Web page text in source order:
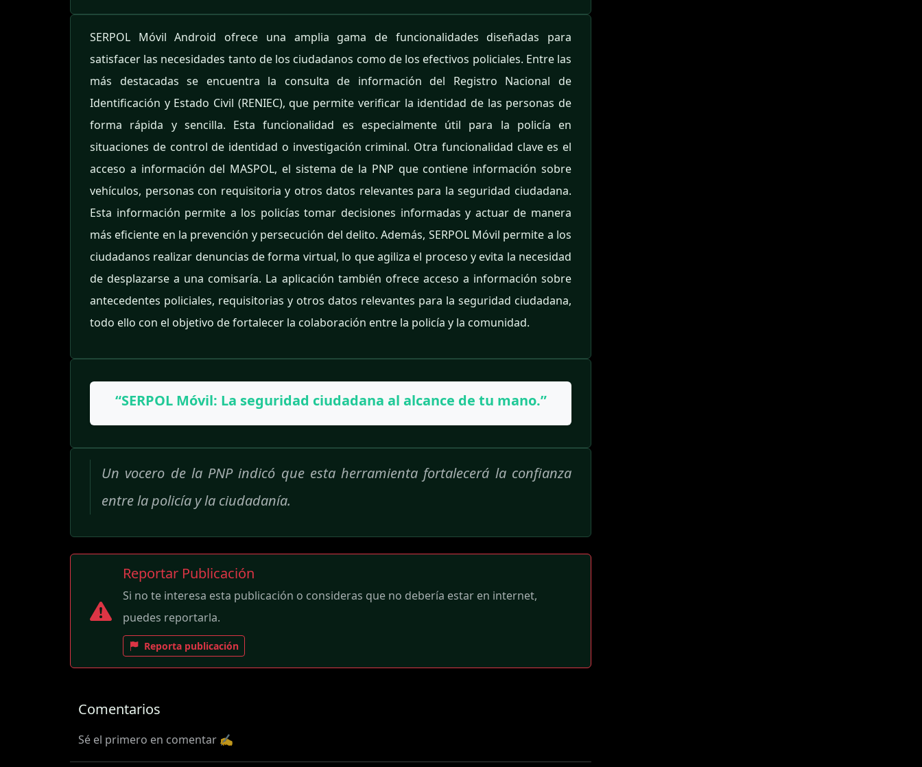
SERPOL Móvil Android ofrece una amplia gama de funcionalidades diseñadas para
satisfacer las necesidades tanto de los ciudadanos como de los efectivos policiales. Entre las
más destacadas se encuentra la consulta de información del Registro Nacional de
Identificación y Estado Civil (RENIEC), que permite verificar la identidad de las personas de
forma rápida y sencilla. Esta funcionalidad es especialmente útil para la policía en
situaciones de control de identidad o investigación criminal. Otra funcionalidad clave es el
acceso a información del MASPOL, el sistema de la PNP que contiene información sobre
vehículos, personas con requisitoria y otros datos relevantes para la seguridad ciudadana.
Esta información permite a los policías tomar decisiones informadas y actuar de manera
más eficiente en la prevención y persecución del delito. Además, SERPOL Móvil permite a los
ciudadanos realizar denuncias de forma virtual, lo que agiliza el proceso y evita la necesidad
de desplazarse a una comisaría. La aplicación también ofrece acceso a información sobre
antecedentes policiales, requisitorias y otros datos relevantes para la seguridad ciudadana,
todo ello con el objetivo de fortalecer la colaboración entre la policía y la comunidad.
“SERPOL Móvil: La seguridad ciudadana al alcance de tu mano.”
Un vocero de la PNP indicó que esta herramienta fortalecerá la confianza
entre la policía y la ciudadanía.
Reportar Publicación
Si no te interesa esta publicación o consideras que no debería estar en internet,
puedes reportarla.
Reporta publicación
Comentarios
Sé el primero en comentar ✍️